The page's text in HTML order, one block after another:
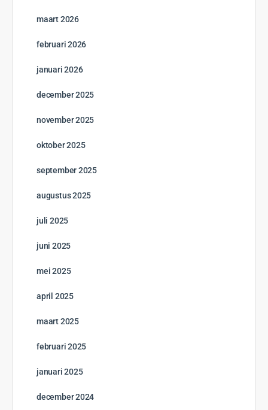
maart 2026
februari 2026
januari 2026
december 2025
november 2025
oktober 2025
september 2025
augustus 2025
juli 2025
juni 2025
mei 2025
april 2025
maart 2025
februari 2025
januari 2025
december 2024